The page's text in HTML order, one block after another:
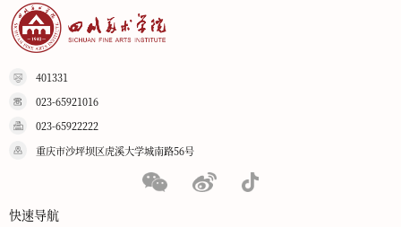
401331
023-65921016
023-65922222
重庆市沙坪坝区虎溪大学城南路56号
快速导航